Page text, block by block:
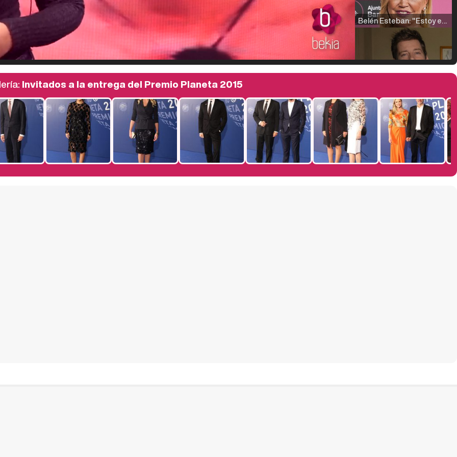
Belén Esteban: "Estoy emocionada, muy contenta y muy feliz por llegar a RTVE"
Magdalena de Suecia responde a las críticas y explica por qué le han permitido lanzar su propio negocio
Invitados a la entrega del Premio Planeta 2015